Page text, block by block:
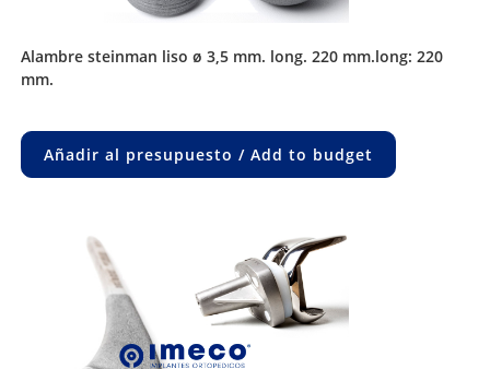
alambre steinman liso ø 3,5 mm. long. 220 mm.long: 220
mm.
Añadir al presupuesto / Add to budget